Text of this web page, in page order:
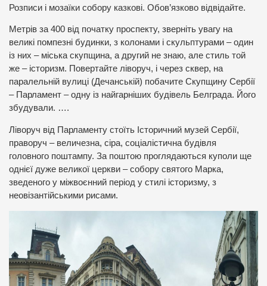
Розписи і мозаїки собору казкові. Обов’язково відвідайте.
Метрів за 400 від початку проспекту, зверніть увагу на
великі помпезні будинки, з колонами і скульптурами – один
із них – міська скупщина, а другий не знаю, але стиль той
же – історизм. Повертайте ліворуч, і через сквер, на
паралельній вулиці (Дечанській) побачите Скупщину Сербії
– Парламент – одну із найгарніших будівель Белграда. Його
збудували. ….
Ліворуч від Парламенту стоїть Історичний музей Сербії,
праворуч – величезна, сіра, соціалістична будівля
головного поштампу. За поштою проглядаються куполи ще
однієї дуже великої церкви – собору святого Марка,
зведеного у міжвоєнний період у стилі історизму, з
неовізантійськими рисами.